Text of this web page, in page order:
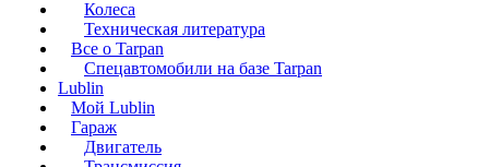
Колеса
Техническая литература
Все о Tarpan
Спецавтомобили на базе Tarpan
Lublin
Мой Lublin
Гараж
Двигатель